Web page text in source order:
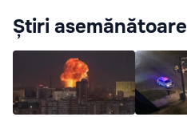
Știri asemănătoare